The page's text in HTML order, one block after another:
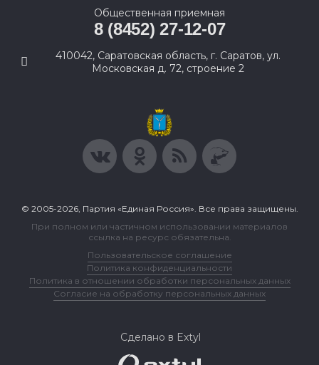
Общественная приемная
8 (8452) 27-12-07
410042, Саратовская область, г. Саратов, ул.
Московская д. 72, строение 2
© 2005-2026, Партия «Единая Россия». Все права защищены.
При полном или частичном использовании материалов
ссылка на ресурс обязательна.
Пользовательское соглашение
Политика конфиденциальности
Политика в отношении обработки персональных данных
Согласие на обработку персональных данных
Сделано в Extyl